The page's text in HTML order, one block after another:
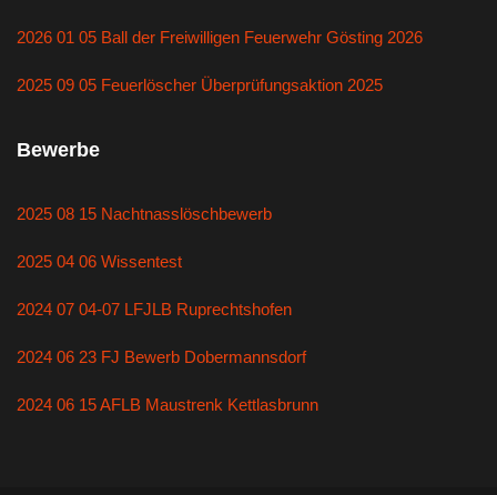
2026 01 05 Ball der Freiwilligen Feuerwehr Gösting 2026
2025 09 05 Feuerlöscher Überprüfungsaktion 2025
Bewerbe
2025 08 15 Nachtnasslöschbewerb
2025 04 06 Wissentest
2024 07 04-07 LFJLB Ruprechtshofen
2024 06 23 FJ Bewerb Dobermannsdorf
2024 06 15 AFLB Maustrenk Kettlasbrunn